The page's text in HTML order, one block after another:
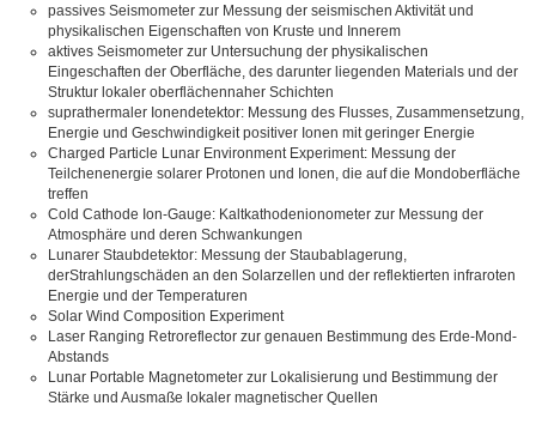
passives Seismometer zur Messung der seismischen Aktivität und
physikalischen Eigenschaften von Kruste und Innerem
aktives Seismometer zur Untersuchung der physikalischen
Eingeschaften der Oberfläche, des darunter liegenden Materials und der
Struktur lokaler oberflächennaher Schichten
suprathermaler Ionendetektor: Messung des Flusses, Zusammensetzung,
Energie und Geschwindigkeit positiver Ionen mit geringer Energie
Charged Particle Lunar Environment Experiment: Messung der
Teilchenenergie solarer Protonen und Ionen, die auf die Mondoberfläche
treffen
Cold Cathode Ion-Gauge: Kaltkathodenionometer zur Messung der
Atmosphäre und deren Schwankungen
Lunarer Staubdetektor: Messung der Staubablagerung,
derStrahlungschäden an den Solarzellen und der reflektierten infraroten
Energie und der Temperaturen
Solar Wind Composition Experiment
Laser Ranging Retroreflector zur genauen Bestimmung des Erde-Mond-
Abstands
Lunar Portable Magnetometer zur Lokalisierung und Bestimmung der
Stärke und Ausmaße lokaler magnetischer Quellen